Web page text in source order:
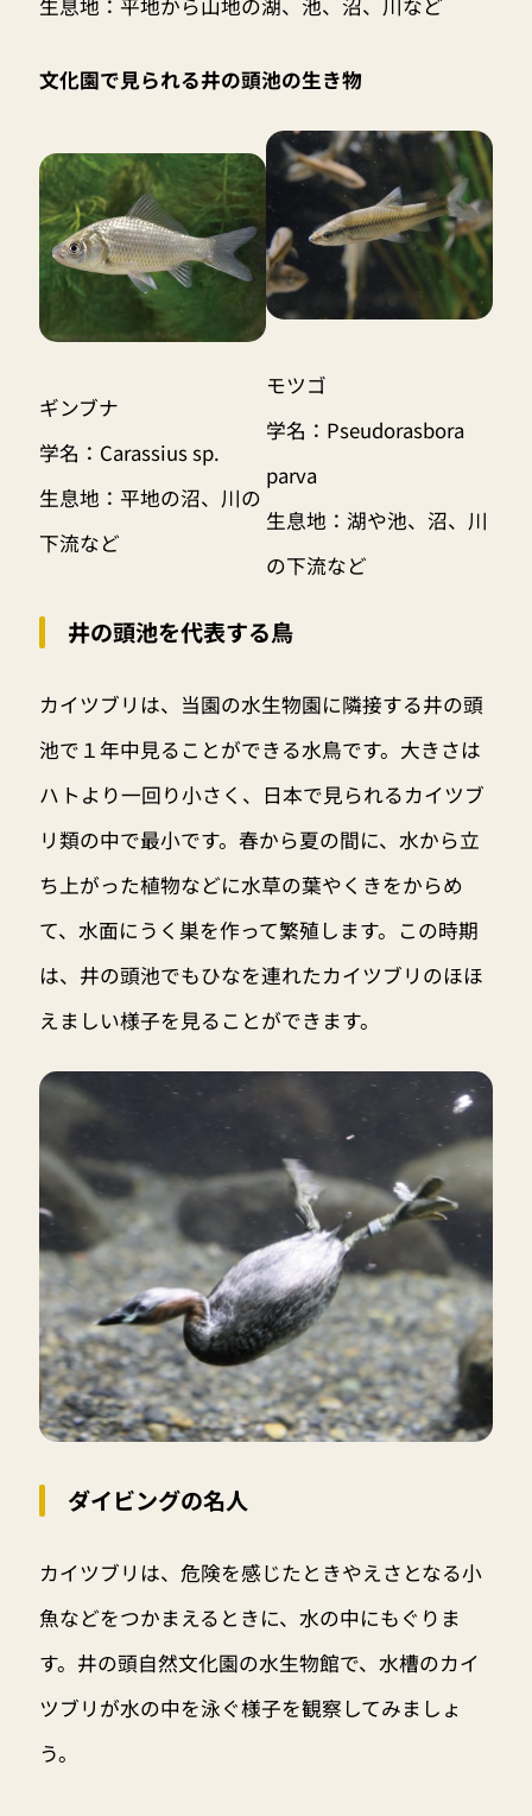
文化園で見られる井の頭池の生き物
ギンブナ
学名：Carassius sp.
生息地：平地の沼、川の
下流など
モツゴ
学名：Pseudorasbora
parva
生息地：湖や池、沼、川
の下流など
井の頭池を代表する鳥
カイツブリは、当園の水生物園に隣接する井の頭
池で１年中見ることができる水鳥です。大きさは
ハトより一回り小さく、日本で見られるカイツブ
リ類の中で最小です。春から夏の間に、水から立
ち上がった植物などに水草の葉やくきをからめ
て、水面にうく巣を作って繁殖します。この時期
は、井の頭池でもひなを連れたカイツブリのほほ
えましい様子を見ることができます。
ダイビングの名人
カイツブリは、危険を感じたときやえさとなる小
魚などをつかまえるときに、水の中にもぐりま
す。井の頭自然文化園の水生物館で、水槽のカイ
ツブリが水の中を泳ぐ様子を観察してみましょ
う。